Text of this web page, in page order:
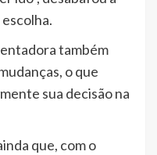
também
o que
sua decisão na
que, com o